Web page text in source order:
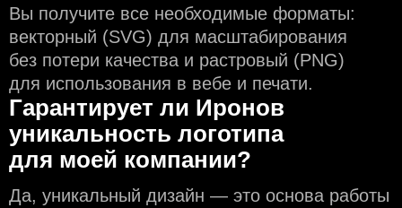
Вы получите все необходимые форматы:
векторный (SVG) для масштабирования
без потери качества и растровый (PNG)
для использования в вебе и печати.
Гарантирует ли Иронов
уникальность логотипа
для моей компании?
Да, уникальный дизайн — это основа работы